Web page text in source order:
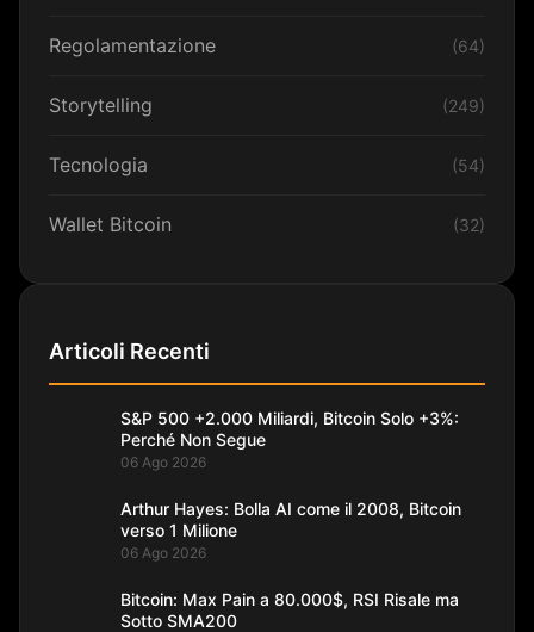
Regolamentazione (64)
Storytelling (249)
Tecnologia (54)
Wallet Bitcoin (32)
Articoli Recenti
S&P 500 +2.000 Miliardi, Bitcoin Solo +3%:
Perché Non Segue
06 Ago 2026
Arthur Hayes: Bolla AI come il 2008, Bitcoin
verso 1 Milione
06 Ago 2026
Bitcoin: Max Pain a 80.000$, RSI Risale ma
Sotto SMA200